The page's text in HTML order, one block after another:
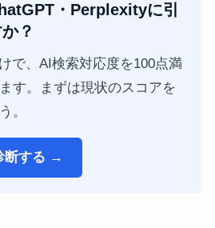
・Perplexityに引
？
で、AI検索対応度を100点満
す。まずは現状のスコアを
。
断する →